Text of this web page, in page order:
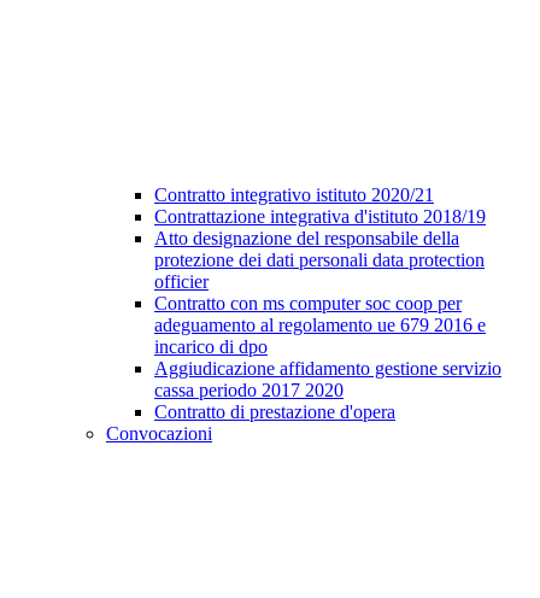
Contratto integrativo istituto 2020/21
Contrattazione integrativa d'istituto 2018/19
Atto designazione del responsabile della
protezione dei dati personali data protection
officier
Contratto con ms computer soc coop per
adeguamento al regolamento ue 679 2016 e
incarico di dpo
Aggiudicazione affidamento gestione servizio
cassa periodo 2017 2020
Contratto di prestazione d'opera
Convocazioni